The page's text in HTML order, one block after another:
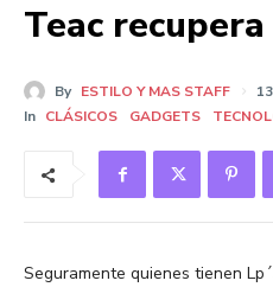
Teac recupera
By ESTILO Y MAS STAFF
In CLÁSICOS GADGETS
Seguramente quienes tienen